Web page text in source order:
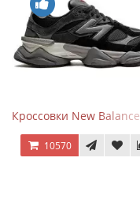
Кроссовки New
10570